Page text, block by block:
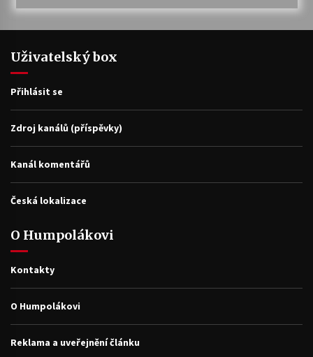
Uživatelský box
Přihlásit se
Zdroj kanálů (příspěvky)
Kanál komentářů
Česká lokalizace
O Humpolákovi
Kontakty
O Humpolákovi
Reklama a uveřejnění článku